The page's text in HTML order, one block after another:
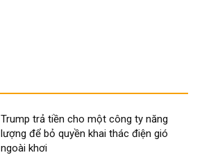
Trump trả tiền cho một công ty năng
lượng để bỏ quyền khai thác điện gió
ngoài khơi